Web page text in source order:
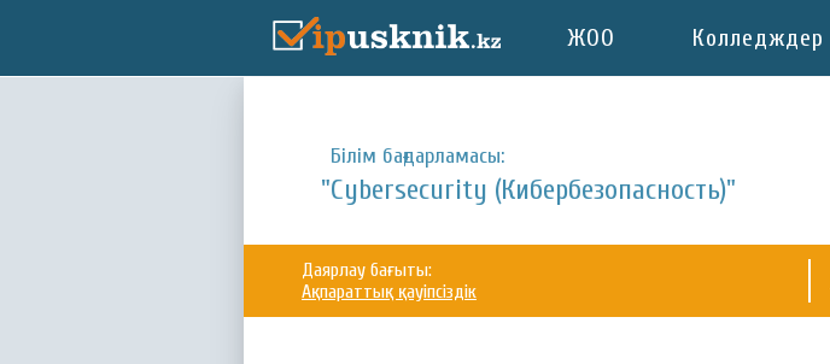
ЖОО Колледждер
Білім бағдарламасы:
"Cybersecurity (Кибербезопасность)"
Даярлау бағыты:
Ақпараттық қауіпсіздік